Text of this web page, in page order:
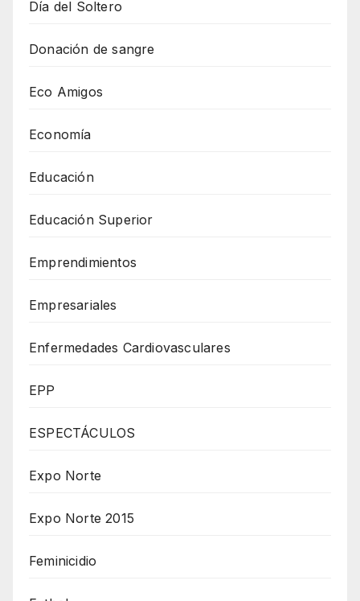
Día del Soltero
Donación de sangre
Eco Amigos
Economía
Educación
Educación Superior
Emprendimientos
Empresariales
Enfermedades Cardiovasculares
EPP
ESPECTÁCULOS
Expo Norte
Expo Norte 2015
Feminicidio